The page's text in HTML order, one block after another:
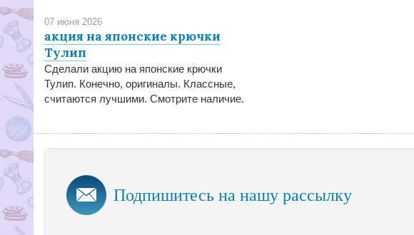
07 июня 2026
акция на японские крючки
Тулип
Сделали акцию на японские крючки
Тулип. Конечно, оригиналы. Классные,
считаются лучшими. Смотрите наличие.
Подпишитесь на нашу рассылку